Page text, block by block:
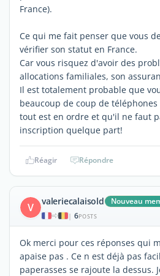
France).
Ce qui me fait penser que vous
vérifier son statut en France.
Car vous risquez d'avoir des
allocations familiales, son
Il est totalement probable que
beaucoup de coup de
tout est en ordre et qu'il ne faut
inscription quelque part!
Réagir Répondre
V valeriecalaisold Nouveau
| 6POSTS
Ok merci pour ces réponses qui
apaise pas . Ce n est déjà pas
paperasses se rajoute la dessus.